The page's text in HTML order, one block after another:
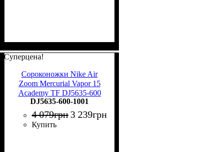
Суперцена!
Сороконожки Nike Air
Zoom Mercurial Vapor 15
Academy TF DJ5635-600
DJ5635-600-1001
4 079грн 3 239грн
Купить